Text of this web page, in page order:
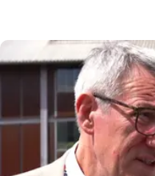
Abruzzo-
Adige